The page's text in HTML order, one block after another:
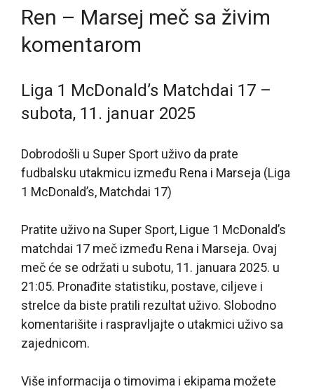
Ren – Marsej meč sa živim
komentarom
Liga 1 McDonald’s Matchdai 17 –
subota, 11. januar 2025
Dobrodošli u Super Sport uživo da prate
fudbalsku utakmicu između Rena i Marseja (Liga
1 McDonald’s, Matchdai 17)
Pratite uživo na Super Sport, Ligue 1 McDonald’s
matchdai 17 meč između Rena i Marseja. Ovaj
meč će se održati u subotu, 11. januara 2025. u
21:05. Pronađite statistiku, postave, ciljeve i
strelce da biste pratili rezultat uživo. Slobodno
komentarišite i raspravljajte o utakmici uživo sa
zajednicom.
Više informacija o timovima i ekipama možete